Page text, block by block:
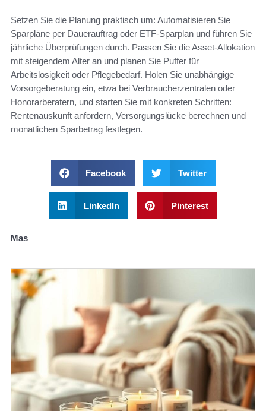
Setzen Sie die Planung praktisch um: Automatisieren Sie
Sparpläne per Dauerauftrag oder ETF-Sparplan und führen Sie
jährliche Überprüfungen durch. Passen Sie die Asset-Allokation
mit steigendem Alter an und planen Sie Puffer für
Arbeitslosigkeit oder Pflegebedarf. Holen Sie unabhängige
Vorsorgeberatung ein, etwa bei Verbraucherzentralen oder
Honorarberatern, und starten Sie mit konkreten Schritten:
Rentenauskunft anfordern, Versorgungslücke berechnen und
monatlichen Sparbetrag festlegen.
Facebook Twitter
LinkedIn Pinterest
Mas